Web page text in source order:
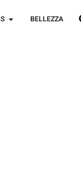
BELLEZZA